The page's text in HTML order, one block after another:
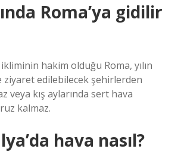
Roma’ya gidilir
hakim olduğu Roma, yılın
ziyaret edilebilecek şehirlerden
veya kış aylarında sert hava
kalmaz.
hava nasıl?